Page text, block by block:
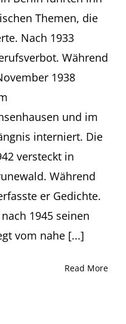
Themen, die
Nach 1933
Während
1938
und im
interniert. Die
versteckt in
Während
er Gedichte.
1945 seinen
vom nahe [...]
Read More